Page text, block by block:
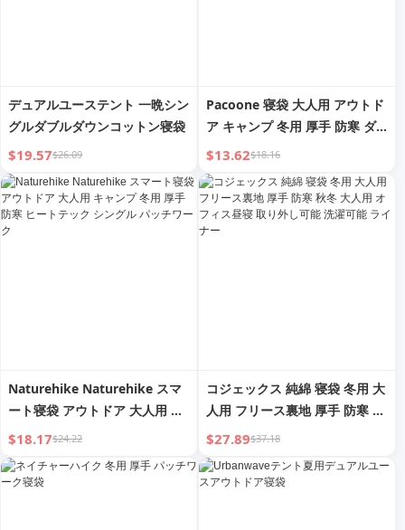
デュアルユーステント 一晩シン
グルダブルダウンコットン寝袋
$19.57$26.09
Pacoone 寝袋 大人用 アウトド
ア キャンプ 冬用 厚手 防寒 ダ
ウンコットン エンベロープ ヒ
ートテック シングル ダブル
$13.62$18.16
Naturehike Naturehike スマ
ート寝袋 アウトドア 大人用 キ
ャンプ 冬用 厚手 防寒 ヒートテ
ック シングル パッチワーク
$18.17$24.22
コジェックス 純綿 寝袋 冬用 大
人用 フリース裏地 厚手 防寒 秋
冬 大人用 オフィス昼寝 取り外
し可能 洗濯可能 ライナー
$27.89$37.18